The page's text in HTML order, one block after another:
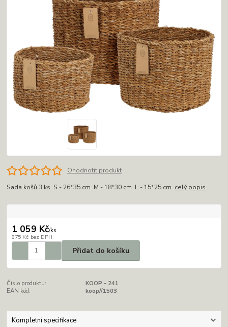
Ohodnotit produkt
Sada košů 3 ks S - 26*35 cm M - 18*30 cm L - 15*25 cm celý popis
1 059 Kč/ks
875 Kč bez DPH
Přidat do košíku
Číslo produktu:
KOOP - 241
EAN kód:
koop//1503
Kompletní specifikace